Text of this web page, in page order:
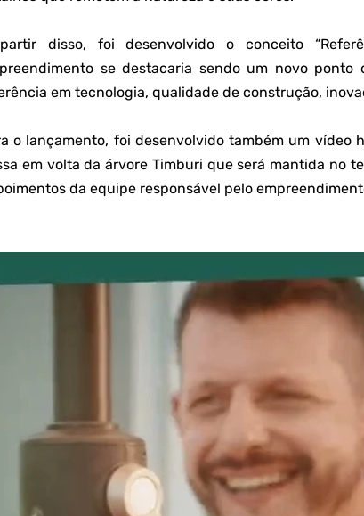
disso, foi desenvolvido o conceito
se destacaria sendo um novo
em tecnologia, qualidade de construção,
o lançamento, foi desenvolvido também um vídeo
em volta da árvore Timburi que será mantida no
da equipe responsável pelo